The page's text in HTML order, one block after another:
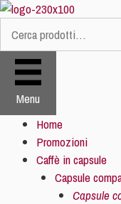
Vai
contenuto
Cerca:
Menu
Home
Promozioni
Caffè in capsule
Capsule
Capsule